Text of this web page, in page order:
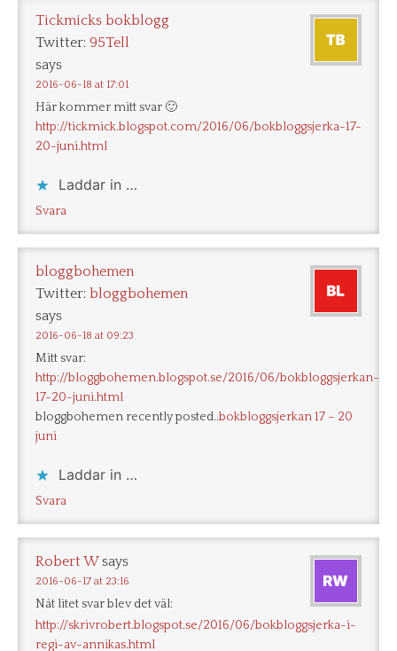
Tickmicks bokblogg
Twitter: 95Tell
says
2016-06-18 at 17:01
Här kommer mitt svar 🙂
http://tickmick.blogspot.com/2016/06/bokbloggsjerka-17-
20-juni.html
Laddar in …
Svara
bloggbohemen
Twitter: bloggbohemen
says
2016-06-18 at 09:23
Mitt svar:
http://bloggbohemen.blogspot.se/2016/06/bokbloggsjerkan-
17-20-juni.html
bloggbohemen recently posted..bokbloggsjerkan 17 – 20
juni
Laddar in …
Svara
Robert W says
2016-06-17 at 23:16
Nåt litet svar blev det väl:
http://skrivrobert.blogspot.se/2016/06/bokbloggsjerka-i-
regi-av-annikas.html